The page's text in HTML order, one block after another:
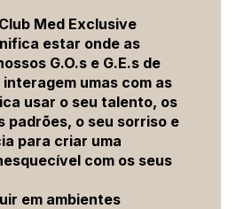
Med Exclusive
estar onde as
G.O.s e G.E.s de
umas com as
usar o seu talento, os
padrões, o seu sorriso e
para criar uma
com os seus
em ambientes